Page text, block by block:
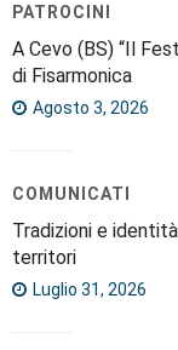
PATROCINI
A Cevo (BS) “Il
di Fisarmonica
Agosto 3, 2026
COMUNICATI
Tradizioni e
territori
Luglio 31, 2026